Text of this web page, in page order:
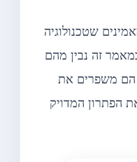
שטכנולוגיה
זה נבין מהם
הם משפרים את
הפתרון המדויק